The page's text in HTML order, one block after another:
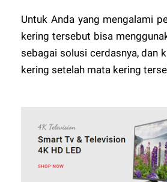
Untuk Anda yang mengalami
kering tersebut bisa
sebagai solusi cerdasnya, dan
kering setelah mata kering